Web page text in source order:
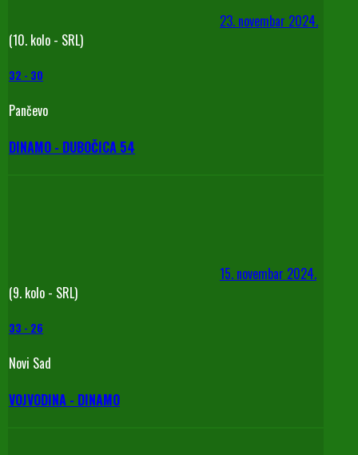
23. novembar 2024.
(10. kolo - SRL)
32 - 30
Pančevo
DINAMO - DUBOČICA 54
15. novembar 2024.
(9. kolo - SRL)
33 - 26
Novi Sad
VOJVODINA - DINAMO